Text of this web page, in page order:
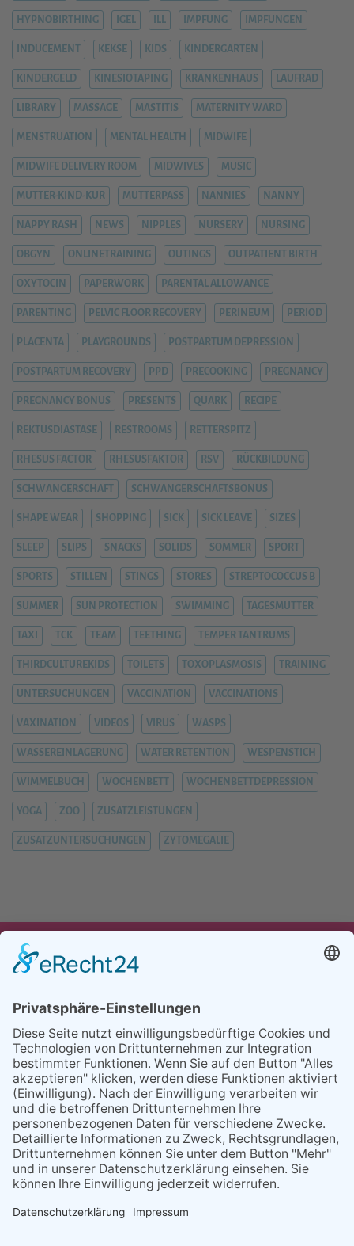
HYPNOBIRTHING IGEL ILL IMPFUNG IMPFUNGEN
INDUCEMENT KEKSE KIDS KINDERGARTEN
KINDERGELD KINESIOTAPING KRANKENHAUS LAUFRAD
LIBRARY MASSAGE MASTITIS MATERNITY WARD
MENSTRUATION MENTAL HEALTH MIDWIFE
MIDWIFE DELIVERY ROOM MIDWIVES MUSIC
MUTTER-KIND-KUR MUTTERPASS NANNIES NANNY
NAPPY RASH NEWS NIPPLES NURSERY NURSING
OBGYN ONLINETRAINING OUTINGS OUTPATIENT BIRTH
OXYTOCIN PAPERWORK PARENTAL ALLOWANCE
PARENTING PELVIC FLOOR RECOVERY PERINEUM PERIOD
PLACENTA PLAYGROUNDS POSTPARTUM DEPRESSION
POSTPARTUM RECOVERY PPD PRECOOKING PREGNANCY
PREGNANCY BONUS PRESENTS QUARK RECIPE
REKTUSDIASTASE RESTROOMS RETTERSPITZ
RHESUS FACTOR RHESUSFAKTOR RSV RÜCKBILDUNG
SCHWANGERSCHAFT SCHWANGERSCHAFTSBONUS
SHAPE WEAR SHOPPING SICK SICK LEAVE SIZES
SLEEP SLIPS SNACKS SOLIDS SOMMER SPORT
SPORTS STILLEN STINGS STORES STREPTOCOCCUS B
SUMMER SUN PROTECTION SWIMMING TAGESMUTTER
TAXI TCK TEAM TEETHING TEMPER TANTRUMS
THIRDCULTUREKIDS TOILETS TOXOPLASMOSIS TRAINING
UNTERSUCHUNGEN VACCINATION VACCINATIONS
VAXINATION VIDEOS VIRUS WASPS
WASSEREINLAGERUNG WATER RETENTION WESPENSTICH
WIMMELBUCH WOCHENBETT WOCHENBETTDEPRESSION
YOGA ZOO ZUSATZLEISTUNGEN
ZUSATZUNTERSUCHUNGEN ZYTOMEGALIE
UNSER ANGEBOT
PARTNER
REFERENZEN
BLOG
FAQ
KONTAKT
BESUCHEN
SIE
UNS
BESUCHEN
SIE